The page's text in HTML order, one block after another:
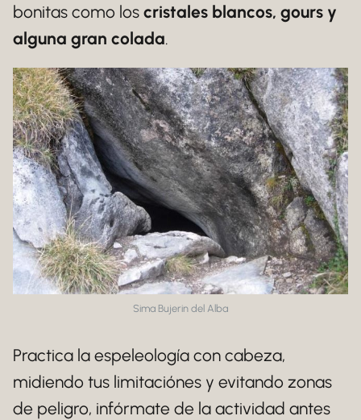
bonitas como los cristales blancos, gours y
alguna gran colada.
Sima Bujerin del Alba
Practica la espeleología con cabeza,
midiendo tus limitaciónes y evitando zonas
de peligro, infórmate de la actividad antes